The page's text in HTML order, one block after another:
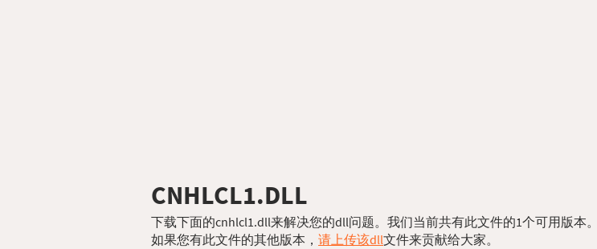
CNHLCL1.DLL
下载下面的cnhlcl1.dll来解决您的dll问题。我们当前共有此文件的1个可用版本。
如果您有此文件的其他版本， 请上传该dll文件来贡献给大家。